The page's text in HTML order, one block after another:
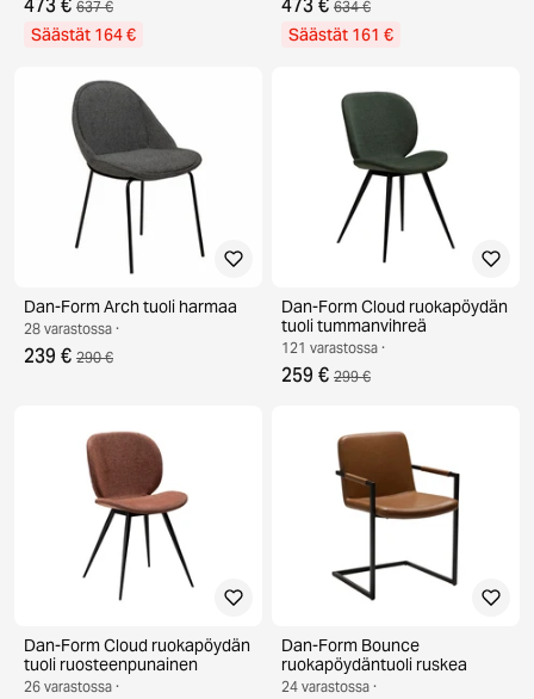
473 € 637 €
Säästät 164 €
473 € 634 €
Säästät 161 €
Dan-Form Arch tuoli harmaa
28 varastossa ·
239 € 290 €
Dan-Form Cloud ruokapöydän
tuoli tummanvihreä
121 varastossa ·
259 € 299 €
Dan-Form Cloud ruokapöydän
tuoli ruosteenpunainen
26 varastossa ·
Dan-Form Bounce
ruokapöydäntuoli ruskea
24 varastossa ·